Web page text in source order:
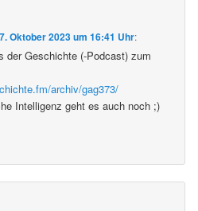
Oktober 2023 um 16:41 Uhr:
der Geschichte (-Podcast) zum
archiv/gag373/
Intelligenz geht es auch noch ;)